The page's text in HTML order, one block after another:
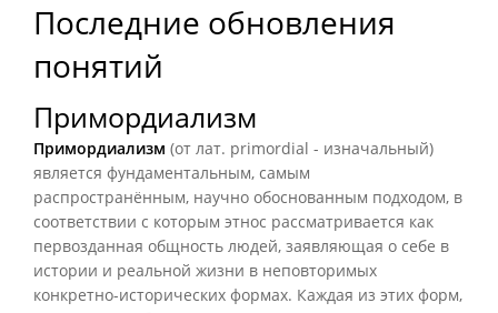
Последние обновления
понятий
Примордиализм
Примордиализм (от лат. primordial - изначальный)
является фундаментальным, самым
распространённым, научно обоснованным подходом, в
соответствии с которым этнос рассматривается как
первозданная общность людей, заявляющая о себе в
истории и реальной жизни в неповторимых
конкретно-исторических формах. Каждая из этих форм,